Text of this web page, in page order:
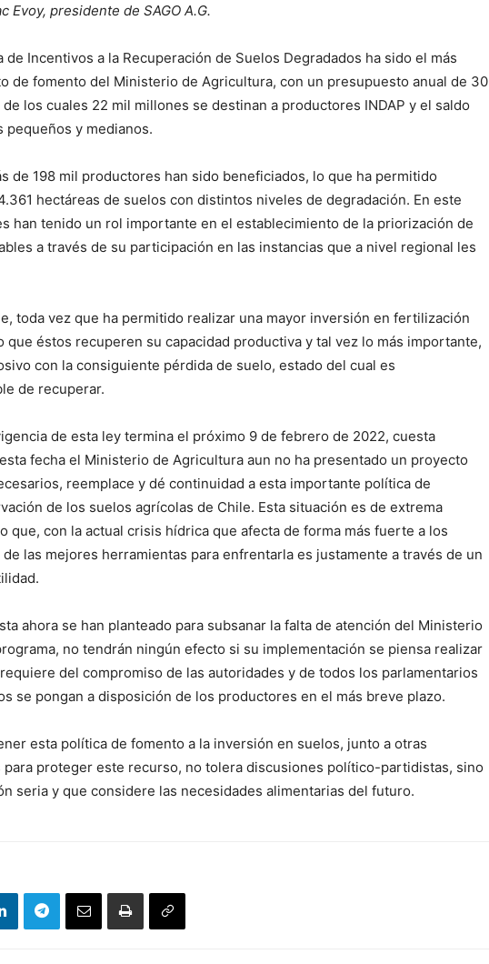
Evoy, presidente de SAGO A.G.
de Incentivos a la Recuperación de Suelos Degradados ha sido el más
de fomento del Ministerio de Agricultura, con un presupuesto anual de 30
los cuales 22 mil millones se destinan a productores INDAP y el saldo
y medianos.
de 198 mil productores han sido beneficiados, lo que ha permitido
hectáreas de suelos con distintos niveles de degradación. En este
han tenido un rol importante en el establecimiento de la priorización de
a través de su participación en las instancias que a nivel regional les
toda vez que ha permitido realizar una mayor inversión en fertilización
que éstos recuperen su capacidad productiva y tal vez lo más importante,
con la consiguiente pérdida de suelo, estado del cual es
de recuperar.
de esta ley termina el próximo 9 de febrero de 2022, cuesta
fecha el Ministerio de Agricultura aun no ha presentado un proyecto
reemplace y dé continuidad a esta importante política de
de los suelos agrícolas de Chile. Esta situación es de extrema
que, con la actual crisis hídrica que afecta de forma más fuerte a los
las mejores herramientas para enfrentarla es justamente a través de un
ahora se han planteado para subsanar la falta de atención del Ministerio
no tendrán ningún efecto si su implementación se piensa realizar
del compromiso de las autoridades y de todos los parlamentarios
se pongan a disposición de los productores en el más breve plazo.
esta política de fomento a la inversión en suelos, junto a otras
para proteger este recurso, no tolera discusiones político-partidistas, sino
seria y que considere las necesidades alimentarias del futuro.